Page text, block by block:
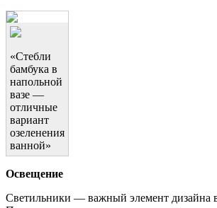
«Стебли
бамбука в
напольной
вазе —
отличные
вариант
озеленения
ванной»
Освещение
Светильники — важный элемент дизайна